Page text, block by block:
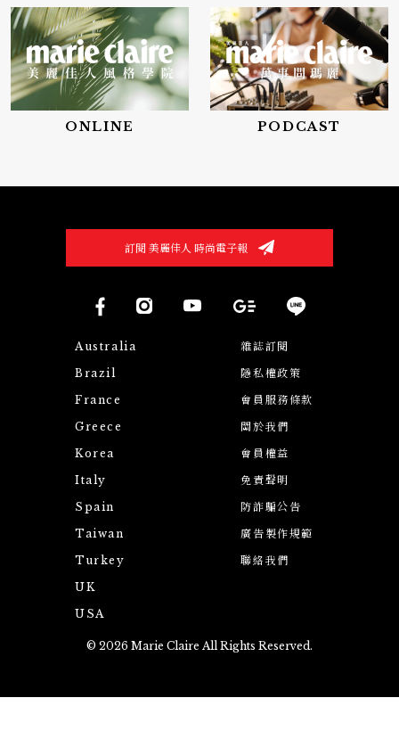
ONLINE PODCAST
Australia
Brazil
France
Greece
Korea
Italy
Spain
Taiwan
Turkey
UK
USA
訂閱 美麗佳人 時尚電子報
© 2026 Marie Claire All Rights Reserved.
雜誌訂閱
隱私權政策
會員服務條款
關於我們
會員權益
免責聲明
防詐騙公告
廣告製作規範
聯絡我們